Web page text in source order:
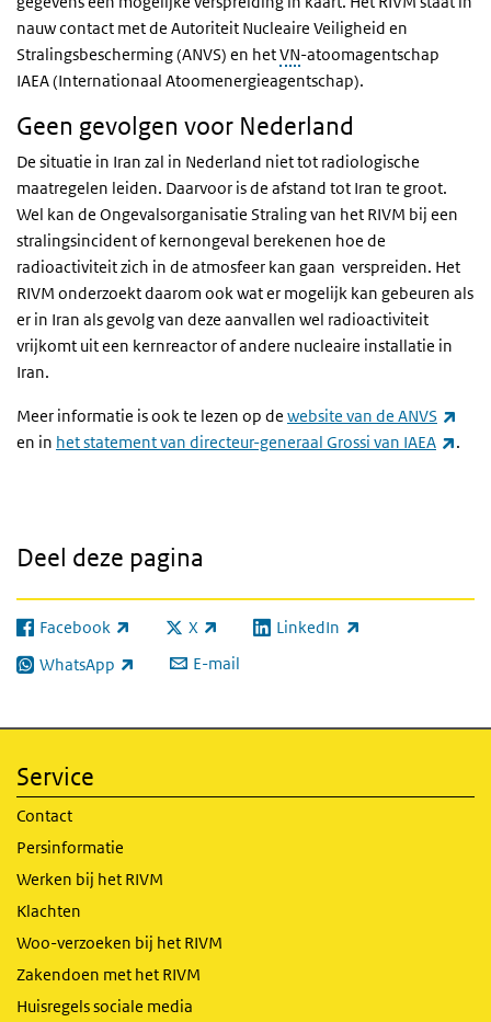
nauw contact met de Autoriteit Nucleaire Veiligheid en
Stralingsbescherming (ANVS) en hetVN-atoomagentschap
IAEA (Internationaal Atoomenergieagentschap).
Geen gevolgen voor Nederland
De situatie in Iran zal in Nederland niet tot radiologische
maatregelen leiden. Daarvoor is de afstand tot Iran te groot.
Wel kan de Ongevalsorganisatie Straling van het RIVM bij een
stralingsincident of kernongeval berekenen hoe de
radioactiviteit zich in de atmosfeer kan gaan verspreiden. Het
RIVM onderzoekt daarom ook wat er mogelijk kan gebeuren als
er in Iran als gevolg van deze aanvallen wel radioactiviteit
vrijkomt uit een kernreactor of andere nucleaire installatie in
Iran.
Meer informatie is ook te lezen op de website van de ANVS
en in het statement van directeur-generaal Grossi van IAEA .
Deel deze pagina
Facebook
(externe link) X
(externe link) LinkedIn
(externe link)
WhatsApp
(externe link) E-mail
Service
Contact
Persinformatie
Werken bij het RIVM
Klachten
Woo-verzoeken bij het RIVM
Zakendoen met het RIVM
Huisregels sociale media